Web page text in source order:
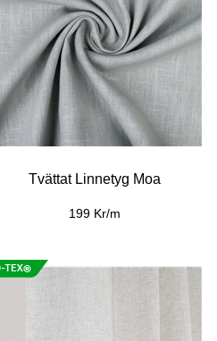
Tvättat Linnetyg Moa
199 Kr/m